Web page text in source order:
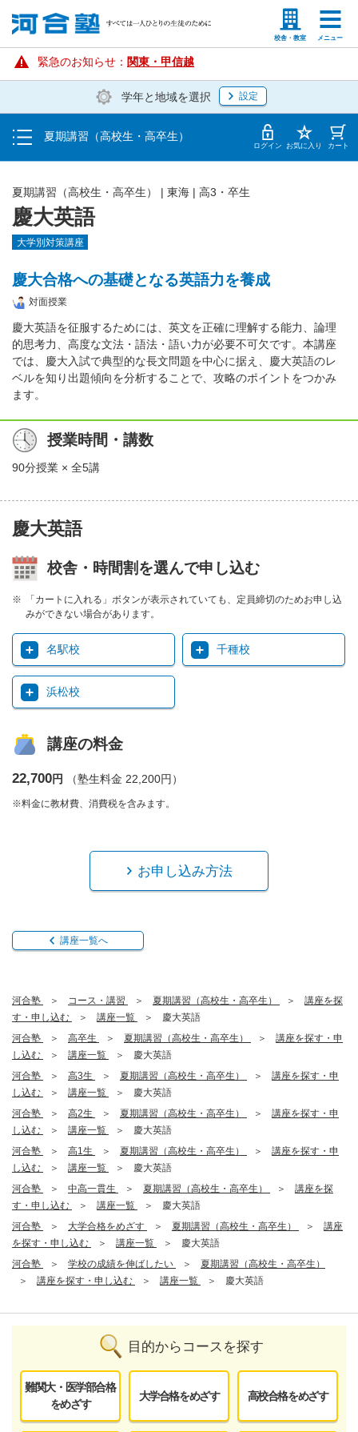
校舎・教室 メニュー
塾生の方 高等学校の先生
緊急のお知らせ： 関東・甲信越
学年と地域を選択 設定
夏期講習（高校生・高卒生）
講座を探す・申し込む
受講料・お申し込み方法
受講開始までの流れ
校舎・教室一覧 ログイン お気に入り カート
慶大英語
夏期講習（高校生・高卒生） | 東海 | 高3・卒生
大学別対策講座
慶大合格への基礎となる英語力を養成
対面授業
慶大英語を征服するためには、英文を正確に理解する能力、論理
的思考力、高度な文法・語法・語い力が必要不可欠です。本講座
では、慶大入試で典型的な長文問題を中心に据え、慶大英語のレ
ベルを知り出題傾向を分析することで、攻略のポイントをつかみ
ます。
授業時間・講数
90分授業 × 全5講
慶大英語
校舎・時間割を選んで申し込む
「カートに入れる」ボタンが表示されていても、定員締切のためお申し込
みができない場合があります。
名駅校 千種校
浜松校
講座の料金
22,700円 （塾生料金 22,200円）
※料金に教材費、消費税を含みます。
お申し込み方法
講座一覧へ
河合塾 コース・講習 夏期講習（高校生・高卒生）
講座を探
す・申し込む
講座一覧
慶大英語
河合塾
高卒生 夏期講習（高校生・高卒生）
講座を探す・申
し込む
講座一覧
慶大英語
河合塾
高3生 夏期講習（高校生・高卒生）
講座を探す・申
し込む
講座一覧
慶大英語
河合塾
高2生 夏期講習（高校生・高卒生）
講座を探す・申
し込む
講座一覧
慶大英語
河合塾
高1生 夏期講習（高校生・高卒生）
講座を探す・申
し込む
講座一覧
慶大英語
河合塾
中高一貫生 夏期講習（高校生・高卒生）
講座を探
す・申し込む
講座一覧
慶大英語
河合塾
大学合格をめざす 夏期講習（高校生・高卒生）
講座
を探す・申し込む
講座一覧
慶大英語
河合塾
学校の成績を伸ばしたい
夏期講習（高校生・高卒生）
講座を探す・申し込む
講座一覧 慶大英語
目的からコースを探す
難関大・医学部合格
をめざす
大学合格をめざす 高校合格をめざす